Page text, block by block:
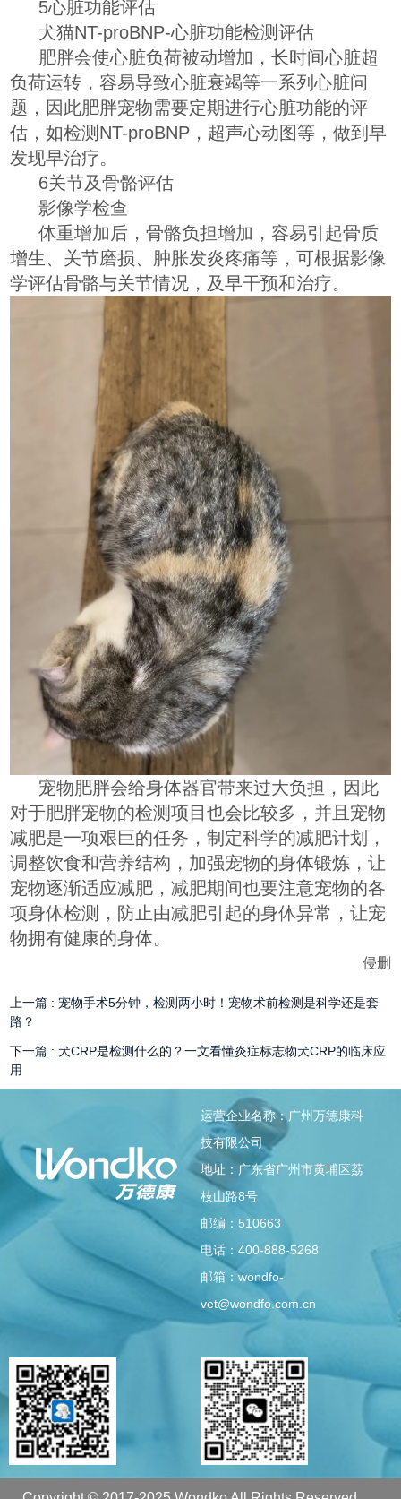
5心脏功能评估
犬猫NT-proBNP-心脏功能检测评估
肥胖会使心脏负荷被动增加，长时间心脏超
负荷运转，容易导致心脏衰竭等一系列心脏问
题，因此肥胖宠物需要定期进行心脏功能的评
估，如检测NT-proBNP，超声心动图等，做到早
发现早治疗。
6关节及骨骼评估
影像学检查
体重增加后，骨骼负担增加，容易引起骨质
增生、关节磨损、肿胀发炎疼痛等，可根据影像
学评估骨骼与关节情况，及早干预和治疗。
宠物肥胖会给身体器官带来过大负担，因此
对于肥胖宠物的检测项目也会比较多，并且宠物
减肥是一项艰巨的任务，制定科学的减肥计划，
调整饮食和营养结构，加强宠物的身体锻炼，让
宠物逐渐适应减肥，减肥期间也要注意宠物的各
项身体检测，防止由减肥引起的身体异常，让宠
物拥有健康的身体。
侵删
上一篇 :宠物手术5分钟，检测两小时！宠物术前检测是科学还是套
路？
下一篇 :犬CRP是检测什么的？一文看懂炎症标志物犬CRP的临床应
用
运营企业名称：广州万德康科
技有限公司
地址：广东省广州市黄埔区荔
枝山路8号
邮编：510663
电话：400-888-5268
邮箱：wondfo-
vet@wondfo.com.cn